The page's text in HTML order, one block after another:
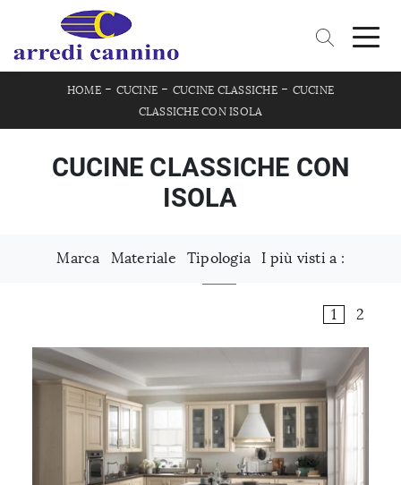
HOME- CUCINE - CUCINE CLASSICHE- CUCINE
CLASSICHE CON ISOLA
CUCINE CLASSICHE CON
ISOLA
Marca Materiale Tipologia I più visti a :
1 2